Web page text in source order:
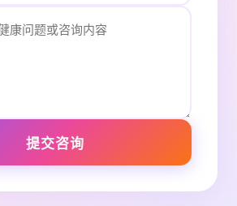
提交咨询